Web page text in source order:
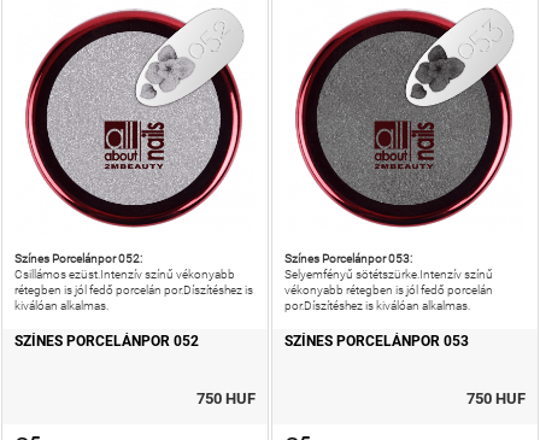
Színes Porcelánpor 052:
Csillámos ezüst.Intenzív színű vékonyabb
rétegben is jól fedő porcelán por.Díszítéshez is
kiválóan alkalmas.
SZÍNES PORCELÁNPOR 052
750 HUF
Színes Porcelánpor 053:
Selyemfényű sötétszürke.Intenzív színű
vékonyabb rétegben is jól fedő porcelán
por.Díszítéshez is kiválóan alkalmas.
SZÍNES PORCELÁNPOR 053
750 HUF